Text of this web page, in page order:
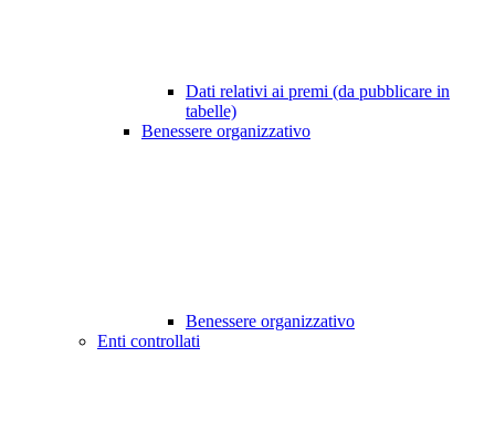
Dati relativi ai premi (da pubblicare in
tabelle)
Benessere organizzativo
Benessere organizzativo
Enti controllati